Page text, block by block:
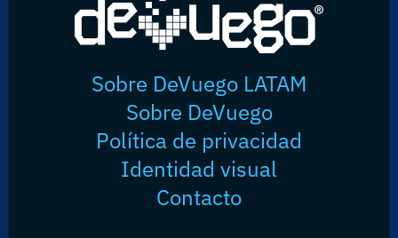
Sobre DeVuego LATAM
Sobre DeVuego
Política de privacidad
Identidad visual
Contacto